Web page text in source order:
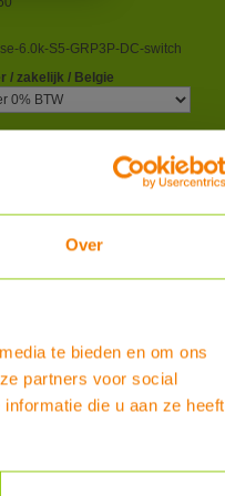
Over
te bieden en om ons
partners voor social
die u aan ze heeft
6.0k-S5-GRP3P-DC-switch
/ zakelijk / Belgie